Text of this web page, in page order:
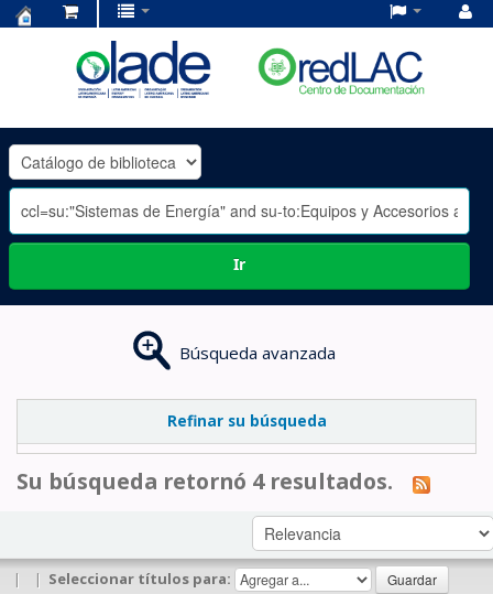
OLADE
-
Ir
Búsqueda avanzada
Refinar su búsqueda
Su búsqueda retornó 4 resultados.
| | Seleccionar títulos para: